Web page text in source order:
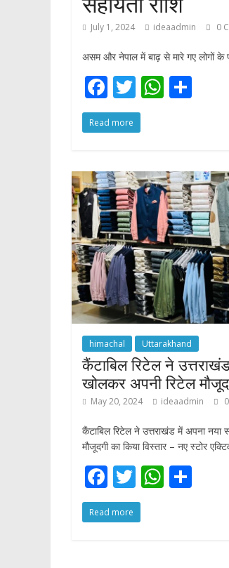
July 1, 2024 ideaadmin 0
असम और नेपाल में बाढ़ से मारे गए लोगों के
F
ac
e
o
o
k
T
w
itt
W
A
p
p
Read more
himachal Uttarakhand
कैंटाबिल रिटेल ने
खोलकर अपनी रिटेल
May 20, 2024 ideaadmin
कैंटाबिल रिटेल ने उत्तराखंड में अपना नया
मौजूदगी का किया विस्तार – नए स्टोर
F
ac
e
T
w
itt
W
Read more